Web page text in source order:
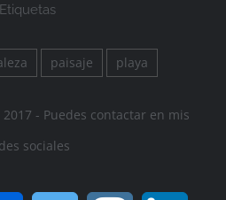
Etiquetas
paisaje playa
- Puedes contactar en mis
sociales